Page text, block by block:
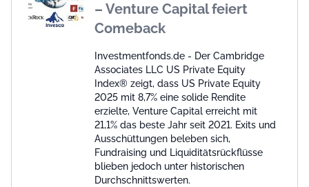
– Venture Capital feiert
Comeback
Investmentfonds.de - Der Cambridge
Associates LLC US Private Equity
Index® zeigt, dass US Private Equity
2025 mit 8,7% eine solide Rendite
erzielte, Venture Capital erreicht mit
21,1% das beste Jahr seit 2021. Exits und
Ausschüttungen beleben sich,
Fundraising und Liquiditätsrückflüsse
blieben jedoch unter historischen
Durchschnittswerten.